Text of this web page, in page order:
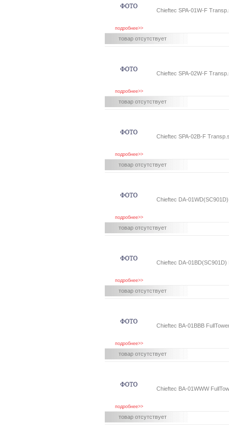
подробнее>>
Chieftec SPA-01W-F
товар отсутствует
подробнее>>
Chieftec SPA-02W-F
товар отсутствует
подробнее>>
Chieftec SPA-02B-F
товар отсутствует
подробнее>>
Chieftec DA-
товар отсутствует
подробнее>>
Chieftec DA-01BD(SC901D)
товар отсутствует
подробнее>>
Chieftec BA-01BBB
товар отсутствует
подробнее>>
Chieftec BA-01WWW
товар отсутствует